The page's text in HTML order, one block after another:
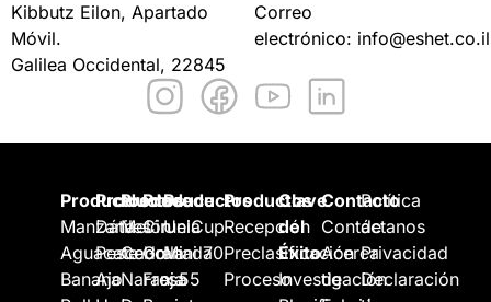
Kibbutz Eilon, Apartado
Móvil.
Galilea Occidental, 22845
Correo
electrónico: info@eshet.co.il
Productos
Manzana
Aguacate
Banana
Productos
Dátiles
Pescado
Ajo
Produce
Melón
Cebolla
Naranja
Produce
Ciruela
Granada
Fresa
Productos
UniCup
Mini 70
x 55
Productos
Recepción
Preclasificación
Proceso
Clave
del
Éxito
Investigación
Contacto
Contáctanos
Acerca
de
Política
de
Privacidad
Declaración